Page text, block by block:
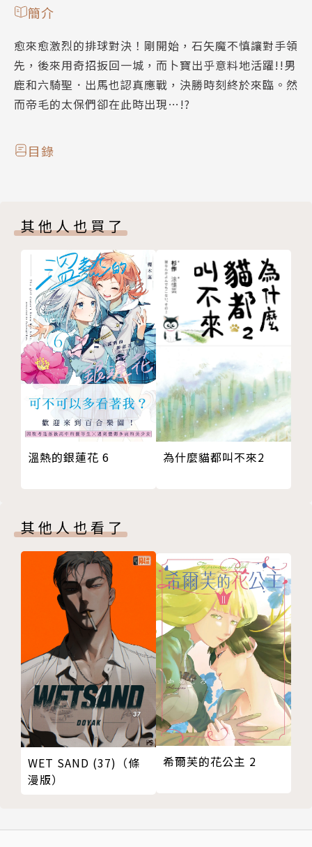
簡介
愈來愈激烈的排球對決！剛開始，石矢魔不慎讓對手領
先，後來用奇招扳回一城，而卜寶出乎意料地活躍!!男
鹿和六騎聖．出馬也認真應戰，決勝時刻終於來臨。然
而帝毛的太保們卻在此時出現…!?
目錄
其他人也買了
溫熱的銀蓮花 6 為什麼貓都叫不來2
其他人也看了
WET SAND (37)（條
漫版）
希爾芙的花公主 2